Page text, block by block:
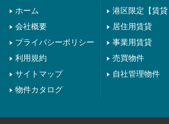
ホーム
会社概要
プライバシーポリシー
利用規約
サイトマップ
物件カタログ
港区限定【賃貸
居住用賃貸
事業用賃貸
売買物件
自社管理物件